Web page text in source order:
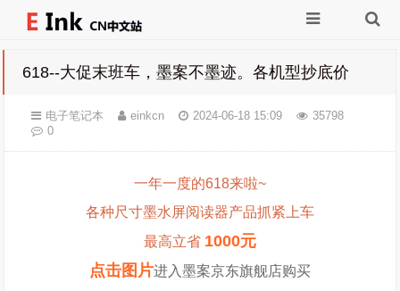
618--大促末班车，墨案不墨迹。各机型抄底价
电子笔记本 einkcn 2024-06-18 15:09
35798
0
一年一度的618来啦~
各种尺寸墨水屏阅读器产品抓紧上车
最高立省 1000元
点击图片进入墨案京东旗舰店购买